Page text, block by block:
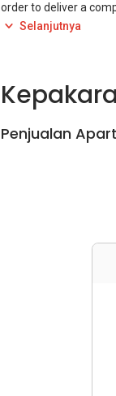
order to deliver a
team and having
Selanjutnya
Penjualan